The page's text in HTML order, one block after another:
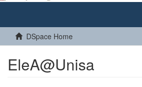
DSpace Home
EleA@Unisa